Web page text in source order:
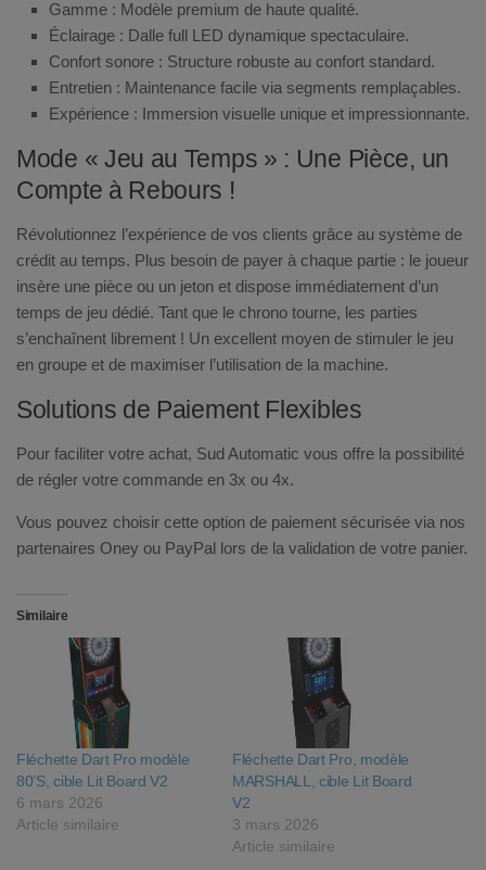
Gamme : Modèle premium de haute qualité.
Éclairage : Dalle full LED dynamique spectaculaire.
Confort sonore : Structure robuste au confort standard.
Entretien : Maintenance facile via segments remplaçables.
Expérience : Immersion visuelle unique et impressionnante.
Mode « Jeu au Temps » : Une Pièce, un
Compte à Rebours !
Révolutionnez l’expérience de vos clients grâce au système de
crédit au temps. Plus besoin de payer à chaque partie : le joueur
insère une pièce ou un jeton et dispose immédiatement d’un
temps de jeu dédié. Tant que le chrono tourne, les parties
s’enchaînent librement ! Un excellent moyen de stimuler le jeu
en groupe et de maximiser l’utilisation de la machine.
Solutions de Paiement Flexibles
Pour faciliter votre achat, Sud Automatic vous offre la possibilité
de régler votre commande en 3x ou 4x.
Vous pouvez choisir cette option de paiement sécurisée via nos
partenaires Oney ou PayPal lors de la validation de votre panier.
Similaire
Fléchette Dart Pro modèle
80’S, cible Lit Board V2
6 mars 2026
Article similaire
Fléchette Dart Pro, modèle
MARSHALL, cible Lit Board
V2
3 mars 2026
Article similaire